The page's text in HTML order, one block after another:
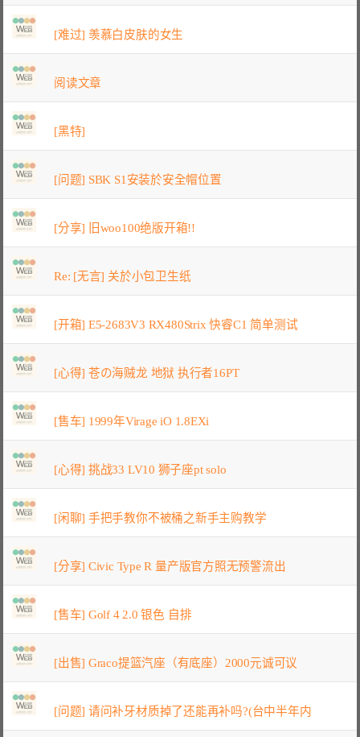
[难过] 羡慕白皮肤的女生
阅读文章
[黑特]
[问题] SBK S1安装於安全帽位置
[分享] 旧woo100绝版开箱!!
Re: [无言] 关於小包卫生纸
[开箱] E5-2683V3 RX480Strix 快睿C1 简单测试
[心得] 苍の海贼龙 地狱 执行者16PT
[售车] 1999年Virage iO 1.8EXi
[心得] 挑战33 LV10 狮子座pt solo
[闲聊] 手把手教你不被桶之新手主购教学
[分享] Civic Type R 量产版官方照无预警流出
[售车] Golf 4 2.0 银色 自排
[出售] Graco提篮汽座（有底座）2000元诚可议
[问题] 请问补牙材质掉了还能再补吗?(台中半年内